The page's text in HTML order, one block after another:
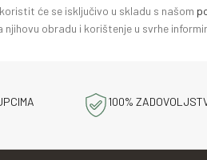
će se isključivo u skladu s našom
njihovu obradu i korištenje u svrhe
100%